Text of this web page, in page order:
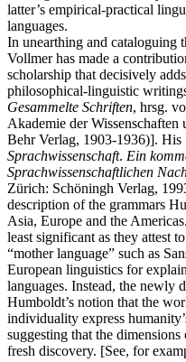
latter’s empirical-practical
languages.
In unearthing and cataloguing
Vollmer has made a
scholarship that decisively
philosophical-linguistic
Gesammelte Schriften, hrsg.
Akademie der
Behr Verlag, 1903-1936)]. His
Sprachwissenschaft. Ein
Sprachwissenschaftlichen
Zürich: Schöningh Verlag,
description of the grammars
Asia, Europe and the
least significant as they attest
“mother language” such as
European linguistics for
languages. Instead, the newly
Humboldt’s notion that the
individuality express
suggesting that the
fresh discovery. [See, for